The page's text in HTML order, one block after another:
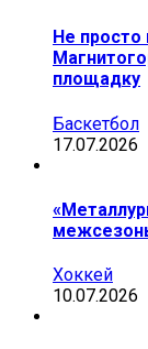
Не просто
площадку
Баскетбол
17.07.2026
Хоккей
10.07.2026